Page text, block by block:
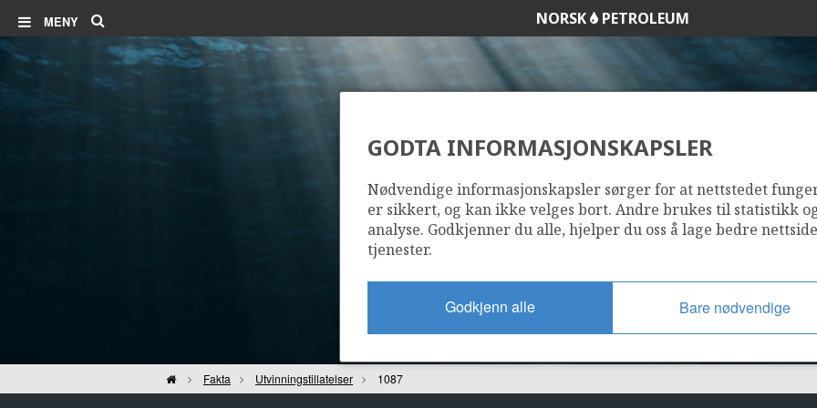
MENY NORSK PETROLEUM
1087
Hjem Fakta Utvinningstillatelser 1087
GODTA INFORMASJONSKAPSLER
Nødvendige informasjonskapsler sørger for at nettstedet
er sikkert, og kan ikke velges bort. Andre brukes til statistikk
analyse. Godkjenner du alle, hjelper du oss å lage bedre
tjenester.
Godkjenn alle Bare nødvendige